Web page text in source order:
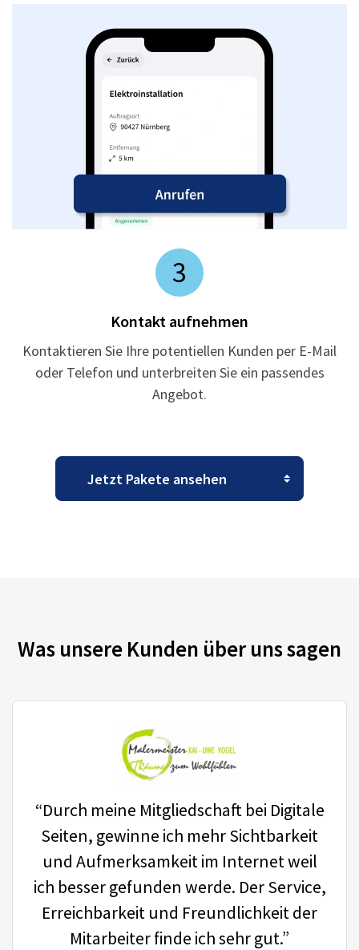
3
Kontakt aufnehmen
Kontaktieren Sie Ihre potentiellen Kunden per E-Mail
oder Telefon und unterbreiten Sie ein passendes
Angebot.
Was unsere Kunden über uns sagen
“Durch meine Mitgliedschaft bei Digitale
Seiten, gewinne ich mehr Sichtbarkeit
und Aufmerksamkeit im Internet weil
ich besser gefunden werde. Der Service,
Erreichbarkeit und Freundlichkeit der
Mitarbeiter finde ich sehr gut.”